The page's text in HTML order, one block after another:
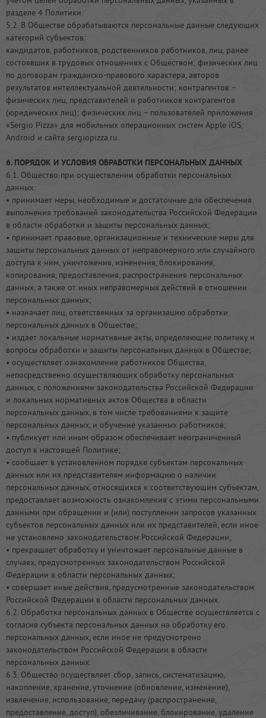
разделе 4 Политики.
5.2. В Обществе обрабатываются персональные данные следующих
категорий субъектов:
кандидатов, работников, родственников работников, лиц, ранее
состоявших в трудовых отношениях с Обществом; физических лиц
по договорам гражданско-правового характера, авторов
результатов интеллектуальной деятельности; контрагентов –
физических лиц, представителей и работников контрагентов
(юридических лиц); физических лиц – пользователей приложения
«Sergio Pizza» для мобильных операционных систем Apple iOS,
Android и сайта sergiopizza.ru.
6. ПОРЯДОК И УСЛОВИЯ ОБРАБОТКИ ПЕРСОНАЛЬНЫХ ДАННЫХ
6.1. Общество при осуществлении обработки персональных
данных:
• принимает меры, необходимые и достаточные для обеспечения
выполнения требований законодательства Российской Федерации
в области обработки и защиты персональных данных;
• принимает правовые, организационные и технические меры для
защиты персональных данных от неправомерного или случайного
доступа к ним, уничтожения, изменения, блокирования,
копирования, предоставления, распространения персональных
данных, а также от иных неправомерных действий в отношении
персональных данных;
• назначает лиц, ответственных за организацию обработки
персональных данных в Обществе;
• издает локальные нормативные акты, определяющие политику и
вопросы обработки и защиты персональных данных в Обществе;
• осуществляет ознакомление работников Общества,
непосредственно осуществляющих обработку персональных
данных, с положениями законодательства Российской Федерации
и локальных нормативных актов Общества в области
персональных данных, в том числе требованиями к защите
персональных данных, и обучение указанных работников;
• публикует или иным образом обеспечивает неограниченный
доступ к настоящей Политике;
• сообщает в установленном порядке субъектам персональных
данных или их представителям информацию о наличии
персональных данных, относящихся к соответствующим субъектам,
предоставляет возможность ознакомления с этими персональными
данными при обращении и (или) поступлении запросов указанных
субъектов персональных данных или их представителей, если иное
не установлено законодательством Российской Федерации;
• прекращает обработку и уничтожает персональные данные в
случаях, предусмотренных законодательством Российской
Федерации в области персональных данных;
• совершает иные действия, предусмотренные законодательством
Российской Федерации в области персональных данных.
6.2. Обработка персональных данных в Обществе осуществляется с
согласия субъекта персональных данных на обработку его
персональных данных, если иное не предусмотрено
законодательством Российской Федерации в области
персональных данных.
6.3. Общество осуществляет сбор, запись, систематизацию,
накопление, хранение, уточнение (обновление, изменение),
извлечение, использование, передачу (распространение,
предоставление, доступ), обезличивание, блокирование, удаление